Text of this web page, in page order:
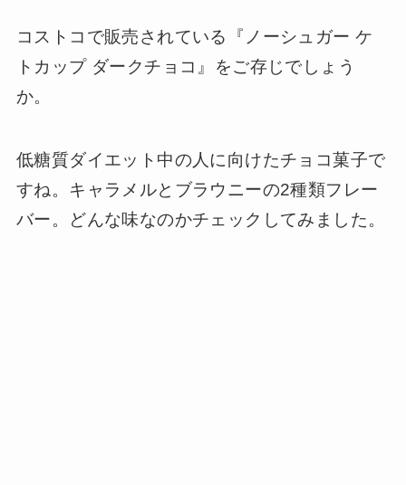
コストコで販売されている『ノーシュガー ケ
トカップ ダークチョコ』をご存じでしょう
か。
低糖質ダイエット中の人に向けたチョコ菓子で
すね。キャラメルとブラウニーの2種類フレー
バー。どんな味なのかチェックしてみました。